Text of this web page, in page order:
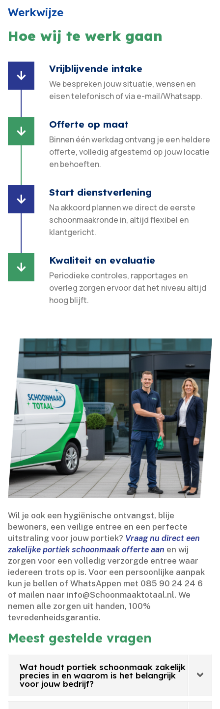
Werkwijze
Hoe wij te werk gaan

Vrijblijvende intake
We bespreken jouw situatie, wensen en
eisen telefonisch of via e-mail/Whatsapp.

Offerte op maat
Binnen één werkdag ontvang je een heldere
offerte, volledig afgestemd op jouw locatie
en behoeften.​

Start dienstverlening
Na akkoord plannen we direct de eerste
schoonmaakronde in, altijd flexibel en
klantgericht.​

Kwaliteit en evaluatie
Periodieke controles, rapportages en
overleg zorgen ervoor dat het niveau altijd
hoog blijft.​
Wil je ook een hygiënische ontvangst, blije
bewoners, een veilige entree en een perfecte
uitstraling voor jouw portiek? Vraag nu direct een
zakelijke portiek schoonmaak offerte aan en wij
zorgen voor een volledig verzorgde entree waar
iedereen trots op is.​ Voor een persoonlijke aanpak
kun je bellen of WhatsAppen met 085 90 24 24 6
of mailen naar info@Schoonmaaktotaal.​nl.​ We
nemen alle zorgen uit handen, 100%
tevredenheidsgarantie.​
Meest gestelde vragen
Wat houdt portiek schoonmaak zakelijk
precies in en waarom is het belangrijk
voor jouw bedrijf?